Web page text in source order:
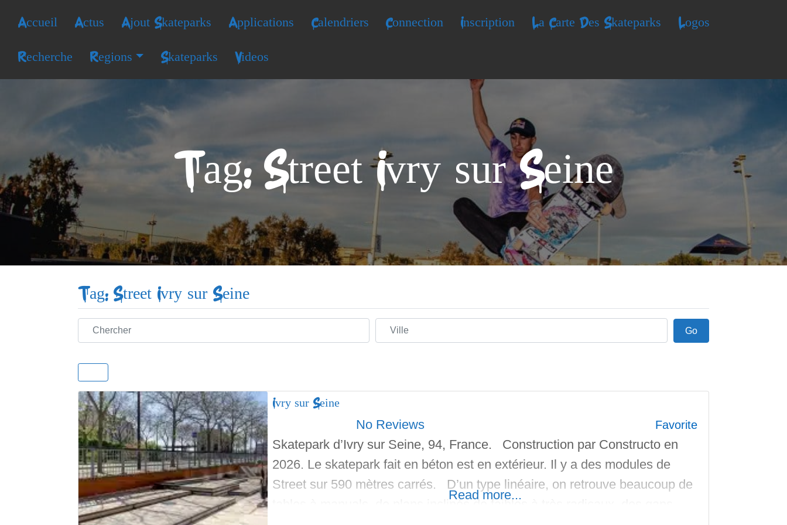
Accueil Actus Ajout Skateparks Applications Calendriers Connection Inscription La Carte Des Skateparks Logos
Recherche Regions Skateparks Videos
Tag: Street Ivry sur Seine
Tag: Street Ivry sur Seine
Chercher Ville GoGo
Ivry sur Seine
No Reviews Favorite
Skatepark d’Ivry sur Seine, 94, France. Construction par Constructo en
2026. Le skatepark fait en béton est en extérieur. Il y a des modules de
Street sur 590 mètres carrés. D’un type linéaire, on retrouve beaucoup de
tables à manuals, de plans inclinés de faibles à très radicaux, des gaps,
Read more...